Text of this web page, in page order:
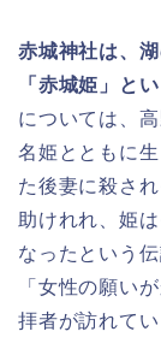
赤城神社は、
「赤城姫」と
については、
名姫とともに
た後妻に殺さ
助けれれ、姫
なったという
「女性の願い
拝者が訪れてい